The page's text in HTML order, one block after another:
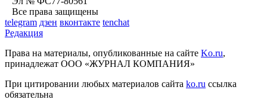
Все права защищены
telegram дзен вконтакте tenchat
Редакция
Права на материалы, опубликованные на сайте Ko.ru,
принадлежат ООО «ЖУРНАЛ КОМПАНИЯ»
При цитировании любых материалов сайта ko.ru ссылка
обязательна